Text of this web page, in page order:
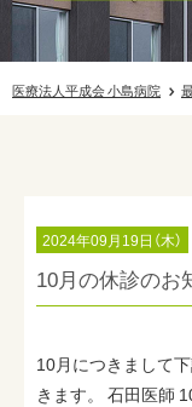
人間ドック
外来案内
入院案内
在宅支援サービス
医療法人平成会 小島病院
2024年09月19日（木）
10月の休診のお
10月につきまして
きます。 石田医師